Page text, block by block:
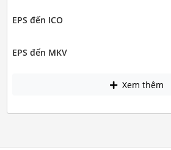
EPS đến ICO
EPS đến MKV
Xem thêm